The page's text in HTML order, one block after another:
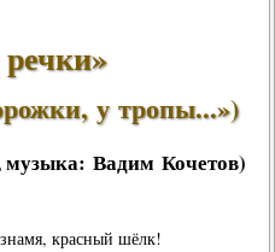
у тропы...»)
музыка: Вадим Кочетов)
красный шёлк!